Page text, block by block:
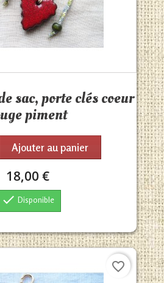
sac, porte clés coeur
piment
Ajouter au panier
18,00 €
 Disponible
favorite_border